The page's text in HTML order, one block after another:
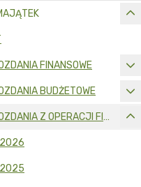
FINANSOWE
BUDŻETOWE
SPRAWOZDANIA Z OPERACJI FINANSOWYCH
2026
2025